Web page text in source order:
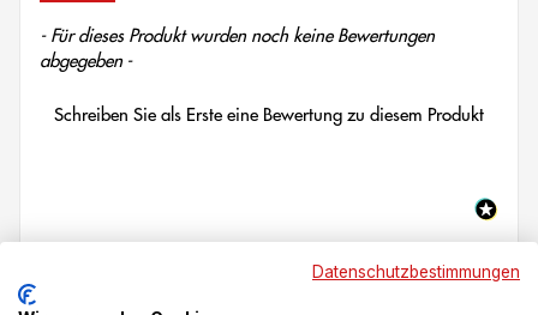
- Für dieses Produkt wurden noch keine Bewertungen
abgegeben -
Schreiben Sie als Erste eine Bewertung zu diesem Produkt
New content loaded
Datenschutzbestimmungen